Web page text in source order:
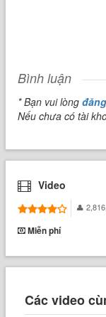
Bình luận
* Bạn vui lòng
Nếu chưa có tài
Video
Miễn phí
Các video